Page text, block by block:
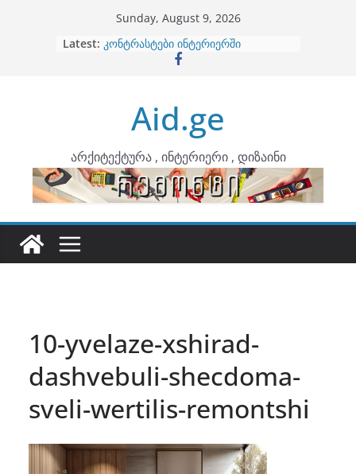
Sunday, August 9, 2026
Latest: ბინების გაერთიანება
კონტრასტები ინტერიერში
ინტერიერის დიზიანი
არტემიდი წარმოგიდგენთ
Aid.ge
არქიტექტურა , ინტერიერი , დიზაინი
10-yvelaze-xshirad-
dashvebuli-shecdoma-
sveli-wertilis-remontshi